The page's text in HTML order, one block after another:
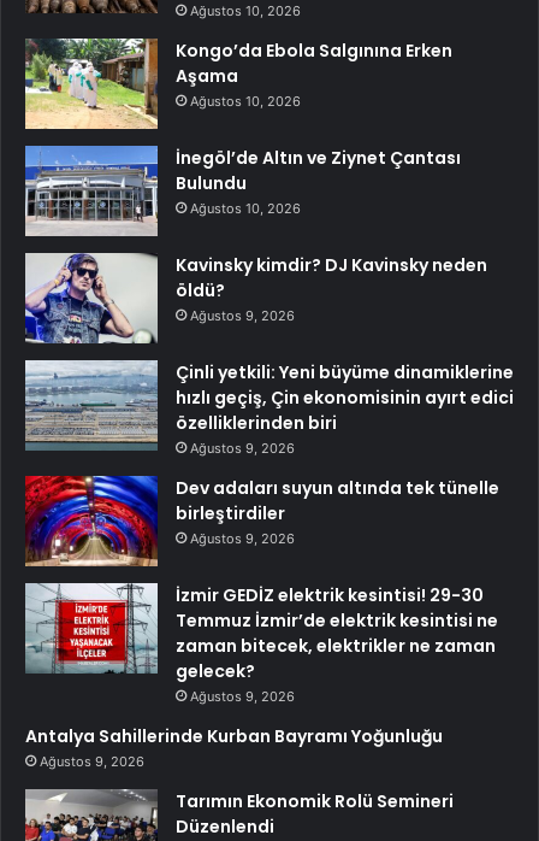
Ağustos 10, 2026
Kongo’da Ebola Salgınına Erken
Aşama
Ağustos 10, 2026
İnegöl’de Altın ve Ziynet Çantası
Bulundu
Ağustos 10, 2026
Kavinsky kimdir? DJ Kavinsky neden
öldü?
Ağustos 9, 2026
Çinli yetkili: Yeni büyüme dinamiklerine
hızlı geçiş, Çin ekonomisinin ayırt edici
özelliklerinden biri
Ağustos 9, 2026
Dev adaları suyun altında tek tünelle
birleştirdiler
Ağustos 9, 2026
İzmir GEDİZ elektrik kesintisi! 29-30
Temmuz İzmir’de elektrik kesintisi ne
zaman bitecek, elektrikler ne zaman
gelecek?
Ağustos 9, 2026
Antalya Sahillerinde Kurban Bayramı Yoğunluğu
Ağustos 9, 2026
Tarımın Ekonomik Rolü Semineri
Düzenlendi